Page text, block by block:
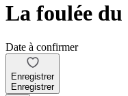
La foulée du
Date à confirmer
Enregistrer
Enregistrer